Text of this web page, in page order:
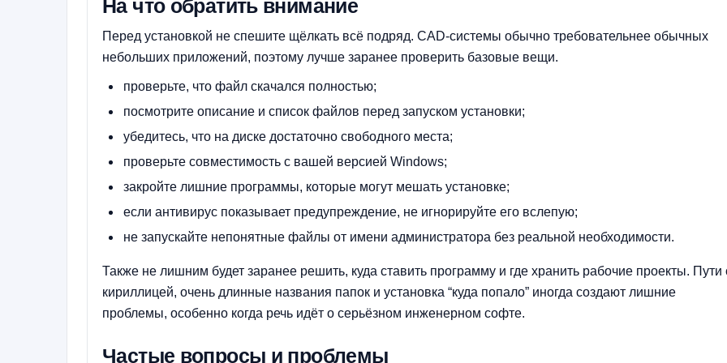
На что обратить внимание
Перед установкой не спешите щёлкать всё подряд. CAD-системы обычно требовательнее обычных
небольших приложений, поэтому лучше заранее проверить базовые вещи.
проверьте, что файл скачался полностью;
посмотрите описание и список файлов перед запуском установки;
убедитесь, что на диске достаточно свободного места;
проверьте совместимость с вашей версией Windows;
закройте лишние программы, которые могут мешать установке;
если антивирус показывает предупреждение, не игнорируйте его вслепую;
не запускайте непонятные файлы от имени администратора без реальной необходимости.
Также не лишним будет заранее решить, куда ставить программу и где хранить рабочие проекты. Пути
кириллицей, очень длинные названия папок и установка “куда попало” иногда создают лишние
проблемы, особенно когда речь идёт о серьёзном инженерном софте.
Частые вопросы и проблемы